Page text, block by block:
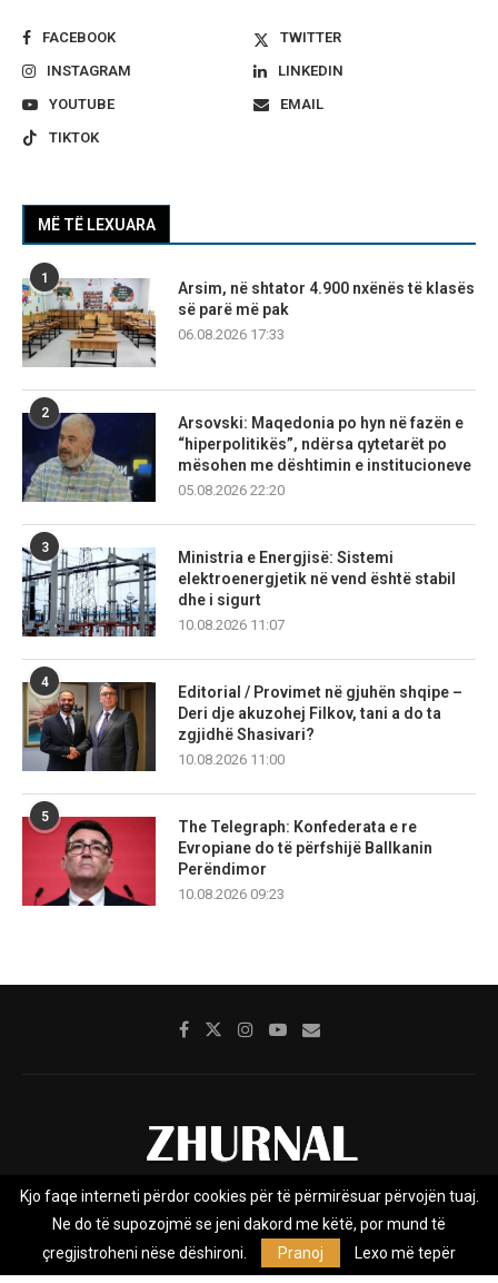
FACEBOOK
TWITTER
INSTAGRAM
LINKEDIN
YOUTUBE
EMAIL
TIKTOK
MË TË LEXUARA
1
Arsim, në shtator 4.900 nxënës të klasës
së parë më pak
06.08.2026 17:33
2
Arsovski: Maqedonia po hyn në fazën e
“hiperpolitikës”, ndërsa qytetarët po
mësohen me dështimin e institucioneve
05.08.2026 22:20
3
Ministria e Energjisë: Sistemi
elektroenergjetik në vend është stabil
dhe i sigurt
10.08.2026 11:07
4
Editorial / Provimet në gjuhën shqipe –
Deri dje akuzohej Filkov, tani a do ta
zgjidhë Shasivari?
10.08.2026 11:00
5
The Telegraph: Konfederata e re
Evropiane do të përfshijë Ballkanin
Perëndimor
10.08.2026 09:23
Rreth nesh Impresumi Marketing
Kontakt
Privacy Policy
Zhurnal.mk është Agjenci e Lajmeve e pavarur, e themeluar në vitin
Kjo faqe interneti përdor cookies për të përmirësuar përvojën tuaj.
Ne do të supozojmë se jeni dakord me këtë, por mund të
çregjistroheni nëse dëshironi.
Pranoj Lexo më tepër